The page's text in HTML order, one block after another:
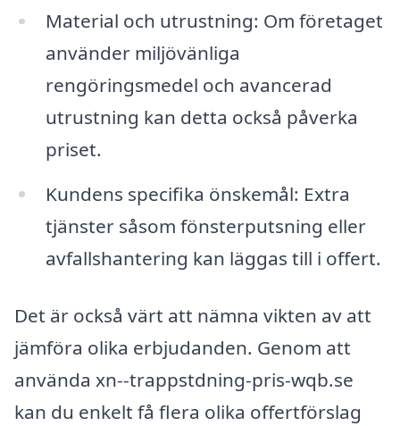
Material och utrustning: Om företaget
använder miljövänliga
rengöringsmedel och avancerad
utrustning kan detta också påverka
priset.
Kundens specifika önskemål: Extra
tjänster såsom fönsterputsning eller
avfallshantering kan läggas till i offert.
Det är också värt att nämna vikten av att
jämföra olika erbjudanden. Genom att
använda xn--trappstdning-pris-wqb.se
kan du enkelt få flera olika offertförslag